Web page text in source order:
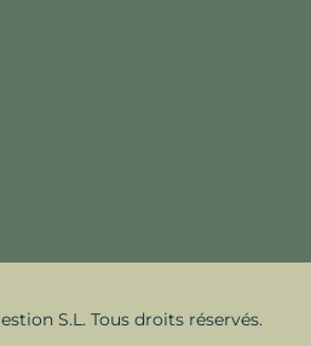
S.L. Tous droits réservés.